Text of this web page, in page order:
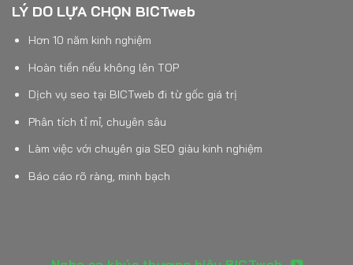
LÝ DO LỰA CHỌN BICTweb
Hơn 10 năm kinh nghiệm
Hoàn tiền nếu không lên TOP
Dịch vụ seo tại BICTweb đi từ gốc giá trị
Phân tích tỉ mỉ, chuyên sâu
Làm việc với chuyên gia SEO giàu kinh nghiệm
Báo cáo rõ ràng, minh bạch